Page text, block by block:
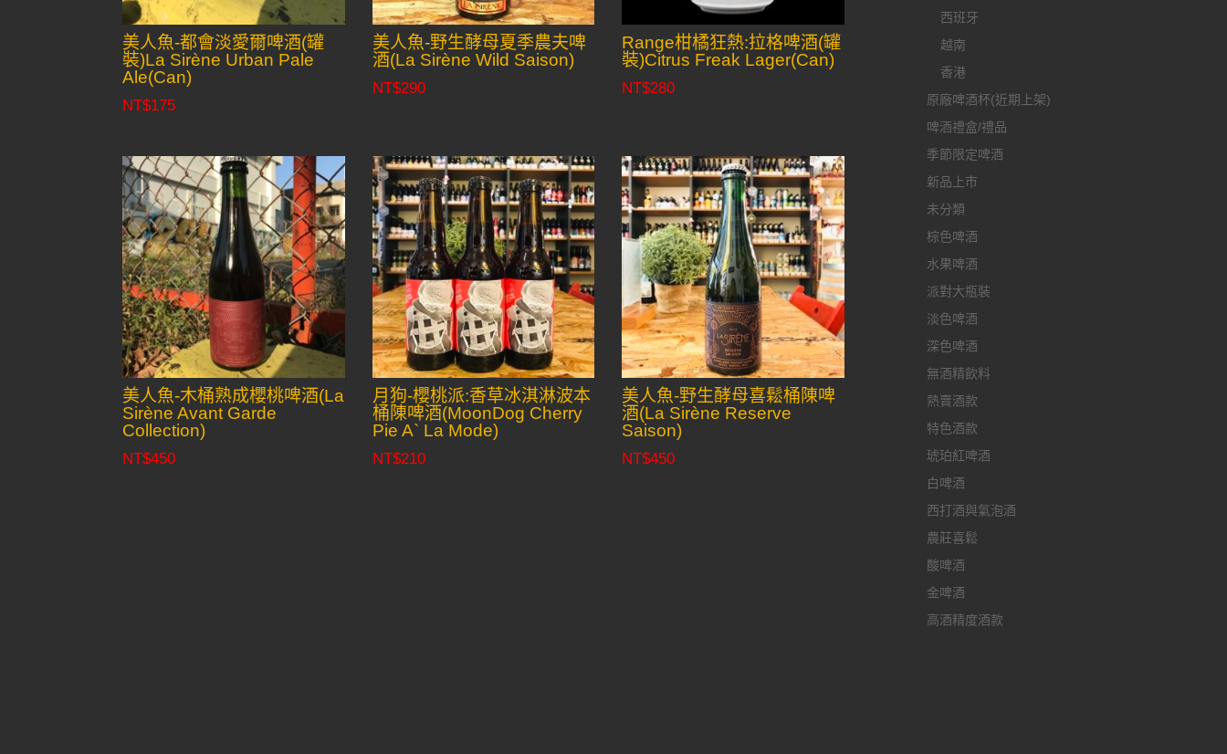
美人魚-都會淡愛爾啤酒(罐
裝)La Sirène Urban Pale
Ale(Can)
NT$175
美人魚-野生酵母夏季農夫啤
酒(La Sirène Wild Saison)
NT$290
Range柑橘狂熱:拉格啤酒(罐
裝)Citrus Freak Lager(Can)
NT$280
美人魚-木桶熟成櫻桃啤酒(La
Sirène Avant Garde
Collection)
NT$450
月狗-櫻桃派:香草冰淇淋波本
桶陳啤酒(MoonDog Cherry
Pie A` La Mode)
NT$210
美人魚-野生酵母喜鬆桶陳啤
酒(La Sirène Reserve
Saison)
NT$450
西班牙
越南
香港
原廠啤酒杯(近期上架)
啤酒禮盒/禮品
季節限定啤酒
新品上市
未分類
棕色啤酒
水果啤酒
派對大瓶裝
淡色啤酒
深色啤酒
無酒精飲料
熱賣酒款
特色酒款
琥珀紅啤酒
白啤酒
西打酒與氣泡酒
農莊喜鬆
酸啤酒
金啤酒
高酒精度酒款